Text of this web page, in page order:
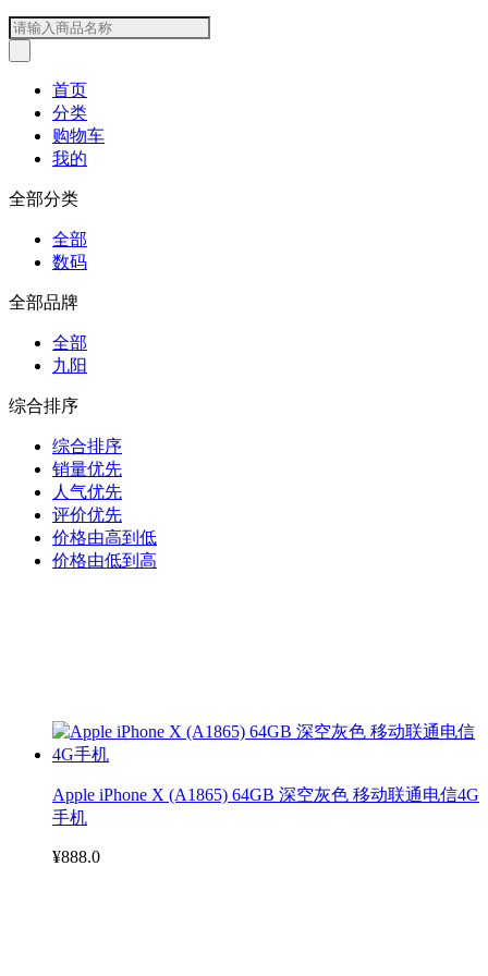
首页
分类
购物车
我的
全部分类
全部
数码
全部品牌
全部
九阳
综合排序
综合排序
销量优先
人气优先
评价优先
价格由高到低
价格由低到高
Apple iPhone X (A1865) 64GB 深空灰色 移动联通电信4G
手机
¥888.0